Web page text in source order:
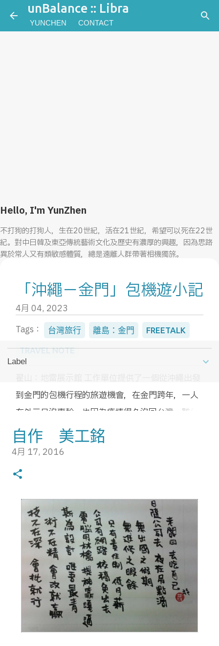
跳到主要內容
unBalance :: Libra
YUNCHEN CONTACT
Hello, I'm YunZhen
不打狗的打狗人，生在20世紀，活在21世紀，希望可以死在22世
紀。對中日韓及東亞傳統藝術文化及歷史有濃厚的興趣，因為思路
異於常人又有類敏感體質，總是遠離人群帶著相機獨旅。
一個人跑到琉球討生活。平面設計相關經驗雖然有20年以上，但目
前希望能留在旅遊業界。
目前利用業餘時間參加那霸觀光協會的觀光導覽志工，以及沖繩縣
立圖書館的修書志工。
NEW POST
「沖繩－金門」包機遊小記
4月 04, 2023
Tags：
台灣旅行 離島：金門 FREETALK
TRAVEL NOTE
到金門的包機行程的旅遊機會，在金門跨年，一人
在外元旦沒事幹，也因為疫情很久沒回台灣，雖然
是去金門但總算也是台灣的國境之內，所以二話不
說就報名衝了！是說沖繩傳統上雖然也有過舊曆新
年為主，加上這團是晚出早回，行程上是四天三
夜，但實際上的觀光行程只有兩天，所以據說銷售
狀況並不太好，但我參加的是媒體招待採線團，一
路下來幾乎沒花什麼錢，所以時間不好什麼的對我
來說完全不是問題，能讓我回台灣買幾包孔雀餅乾
吃就很滿意了。 媒體團只有一台車，沒意外的我是
整團唯一的台灣人，因為這樣特殊的身分，讓我在
這趟行程又有更加特殊的體驗。照日本人出海外旅
遊團的結構來說，會有隨車領隊跟翻譯導遊兩位領
團，隨車領隊就是負責發放用品點名之類的，翻譯
自作 美工銘
4月 17, 2016
Label